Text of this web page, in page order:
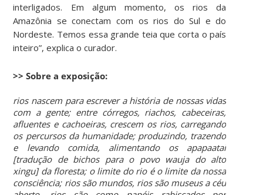
interligados. Em algum momento, os rios da
Amazônia se conectam com os rios do Sul e do
Nordeste. Temos essa grande teia que corta o país
inteiro”, explica o curador.
>> Sobre a exposição:
rios nascem para escrever a história de nossas vidas
com a gente; entre córregos, riachos, cabeceiras,
afluentes e cachoeiras, crescem os rios, carregando
os percursos da humanidade; produzindo, trazendo
e levando comida, alimentando os apapaatai
[tradução de bichos para o povo wauja do alto
xingu] da floresta; o limite do rio é o limite da nossa
consciência; rios são mundos, rios são museus a céu